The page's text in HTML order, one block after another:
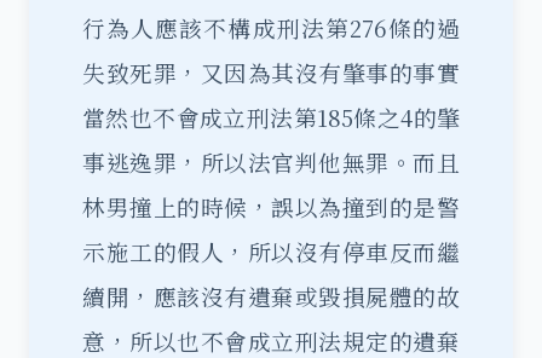
行為人應該不構成刑法第276條的過
失致死罪，又因為其沒有肇事的事實
當然也不會成立刑法第185條之4的肇
事逃逸罪，所以法官判他無罪。而且
林男撞上的時候，誤以為撞到的是警
示施工的假人，所以沒有停車反而繼
續開，應該沒有遺棄或毀損屍體的故
意，所以也不會成立刑法規定的遺棄